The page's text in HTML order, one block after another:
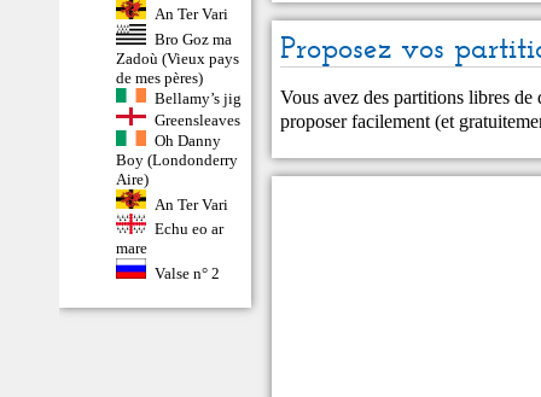
An Ter Vari
Bro Goz ma
Zadoù (Vieux pays
de mes pères)
Bellamy’s jig
Greensleaves
Oh Danny
Boy (Londonderry
Aire)
An Ter Vari
Echu eo ar
mare
Valse n° 2
Proposez vos
Vous avez des partitions libres
proposer facilement (et